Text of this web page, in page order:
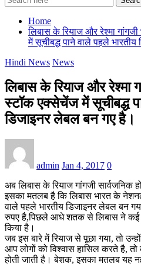
Home
लिबास के रियाज और रेश्मा
में सूचीबद्ध पाने वाले पहले
Hindi News News
लिबास के रियाज और
स्टॉक एक्सेचेंज में सूचीबद्ध
डिजाइनर लेबल बन गए है।
admin Jan 4, 2017 0
अब लिबास के रियाज गांगजी सार्वजनिक
इसका मतलब है कि लिबास भारत के
वाले पहले भारतीय डिजाइनर लेबल बन
रुपए है,पिछले आधे शतक से लिबास ने कई
किया है।
जब इस बारे में रियाज से पूछा गया, तो
आप लोगों को विश्वास हासिल करते है,
होती जाती है। बेशक, इसका मतलब यह